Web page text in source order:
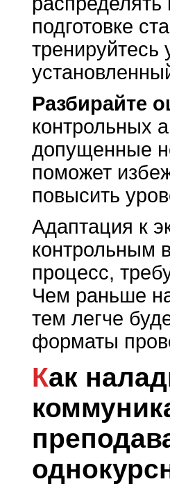
подготовке
тренируйтесь
Разбирайте
контрольных
допущенные
поможет
повысить
Адаптация к
контрольным
процесс,
Чем раньше
тем легче
форматы
Как наладить